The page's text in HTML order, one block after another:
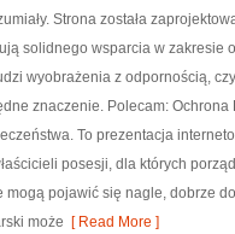
Strona została
solidnego wsparcia w zakresie
wyobrażenia z odpornością,
znaczenie. Polecam:
To prezentacja
posesji, dla których
pojawić się nagle, dobrze
może [ Read More ]